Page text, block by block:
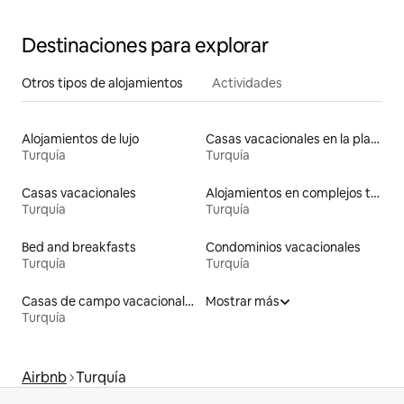
Destinaciones para explorar
Otros tipos de alojamientos Actividades
Alojamientos de lujo
Turquía
Casas vacacionales en la playa
Turquía
Casas vacacionales
Turquía
Alojamientos en complejos turísticos
Turquía
Bed and breakfasts
Turquía
Condominios vacacionales
Turquía
Casas de campo vacacionales
Turquía
Mostrar más
Airbnb Turquía